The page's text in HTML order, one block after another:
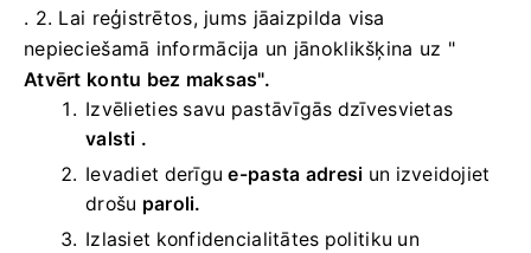
. 2. Lai reģistrētos, jums jāaizpilda visa
nepieciešamā informācija un jānoklikšķina uz "
Atvērt kontu bez maksas".
Izvēlieties savu pastāvīgās dzīvesvietas
valsti .
Ievadiet derīgue-pasta adresi un izveidojiet
drošu paroli.
Izlasiet konfidencialitātes politiku un